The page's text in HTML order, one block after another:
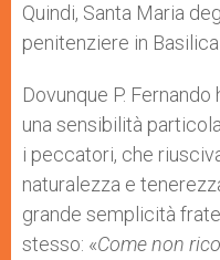
Quindi, Santa Maria
penitenziere in
Dovunque P.
una sensibilità
i peccatori, che
naturalezza e
grande semplicità
stesso: «Come non